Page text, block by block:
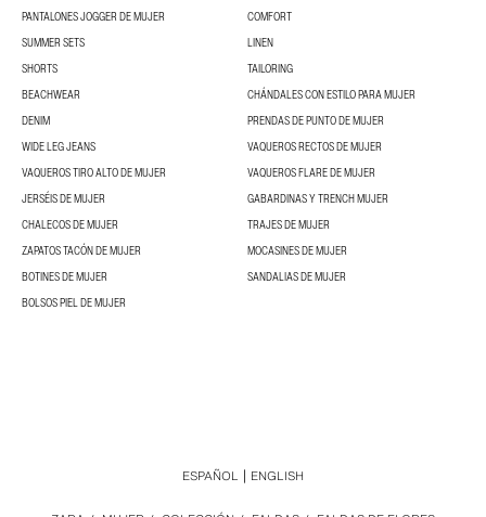
PANTALONES JOGGER DE MUJER
COMFORT
SUMMER SETS
LINEN
SHORTS
TAILORING
BEACHWEAR
CHÁNDALES CON ESTILO PARA MUJER
DENIM
PRENDAS DE PUNTO DE MUJER
WIDE LEG JEANS
VAQUEROS RECTOS DE MUJER
VAQUEROS TIRO ALTO DE MUJER
VAQUEROS FLARE DE MUJER
JERSÉIS DE MUJER
GABARDINAS Y TRENCH MUJER
CHALECOS DE MUJER
TRAJES DE MUJER
ZAPATOS TACÓN DE MUJER
MOCASINES DE MUJER
BOTINES DE MUJER
SANDALIAS DE MUJER
BOLSOS PIEL DE MUJER
ESPAÑOL ENGLISH